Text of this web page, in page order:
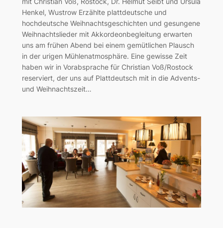
Henkel, Wustrow Erzählte plattdeutsche und
hochdeutsche Weihnachtsgeschichten und gesungene
Weihnachtslieder mit Akkordeonbegleitung erwarten
uns am frühen Abend bei einem gemütlichen Plausch
in der urigen Mühlenatmosphäre. Eine gewisse Zeit
haben wir in Vorabsprache für Christian Voß/Rostock
reserviert, der uns auf Plattdeutsch mit in die Advents-
und Weihnachtszeit…